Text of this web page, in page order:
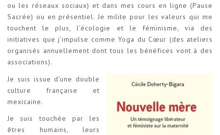
ou les réseaux sociaux) et dans mes cours en ligne (Pause
Sacrée) ou en présentiel. Je milite pour les valeurs qui me
touchent le plus, l’écologie et le féminisme, via des
initiatives que j’impulse comme Yoga du Cœur (des ateliers
organisés annuellement dont tous les bénéfices vont à des
associations).
Je suis issue d’une double
culture française et
mexicaine.
Je suis touchée par les
êtres humains, leurs